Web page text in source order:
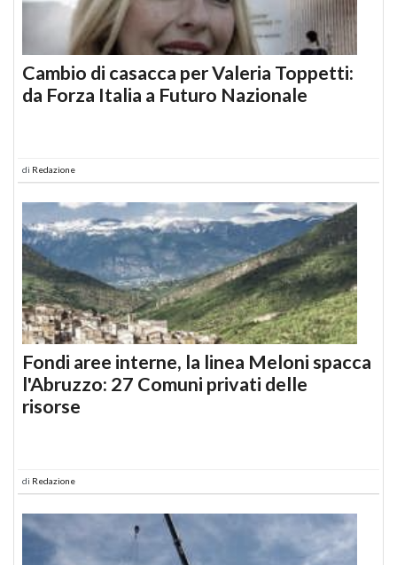
Cambio di casacca per Valeria Toppetti:
da Forza Italia a Futuro Nazionale
di Redazione
Fondi aree interne, la linea Meloni spacca
l'Abruzzo: 27 Comuni privati delle
risorse
di Redazione